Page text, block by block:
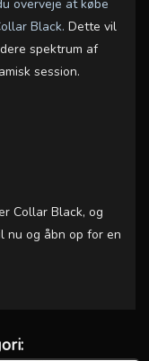
overveje at købe
Black. Dette vil
spektrum af
session.
Collar Black, og
nu og åbn op for en